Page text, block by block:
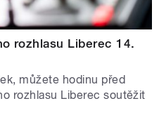
rozhlasu Liberec 14.
můžete hodinu před
rozhlasu Liberec soutěžit